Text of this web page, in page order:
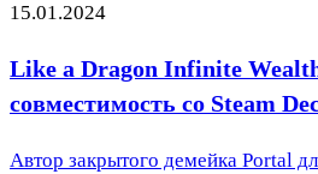
15.01.2024
Like a Dragon Infinite
совместимость со Steam
Автор закрытого демейка Portal